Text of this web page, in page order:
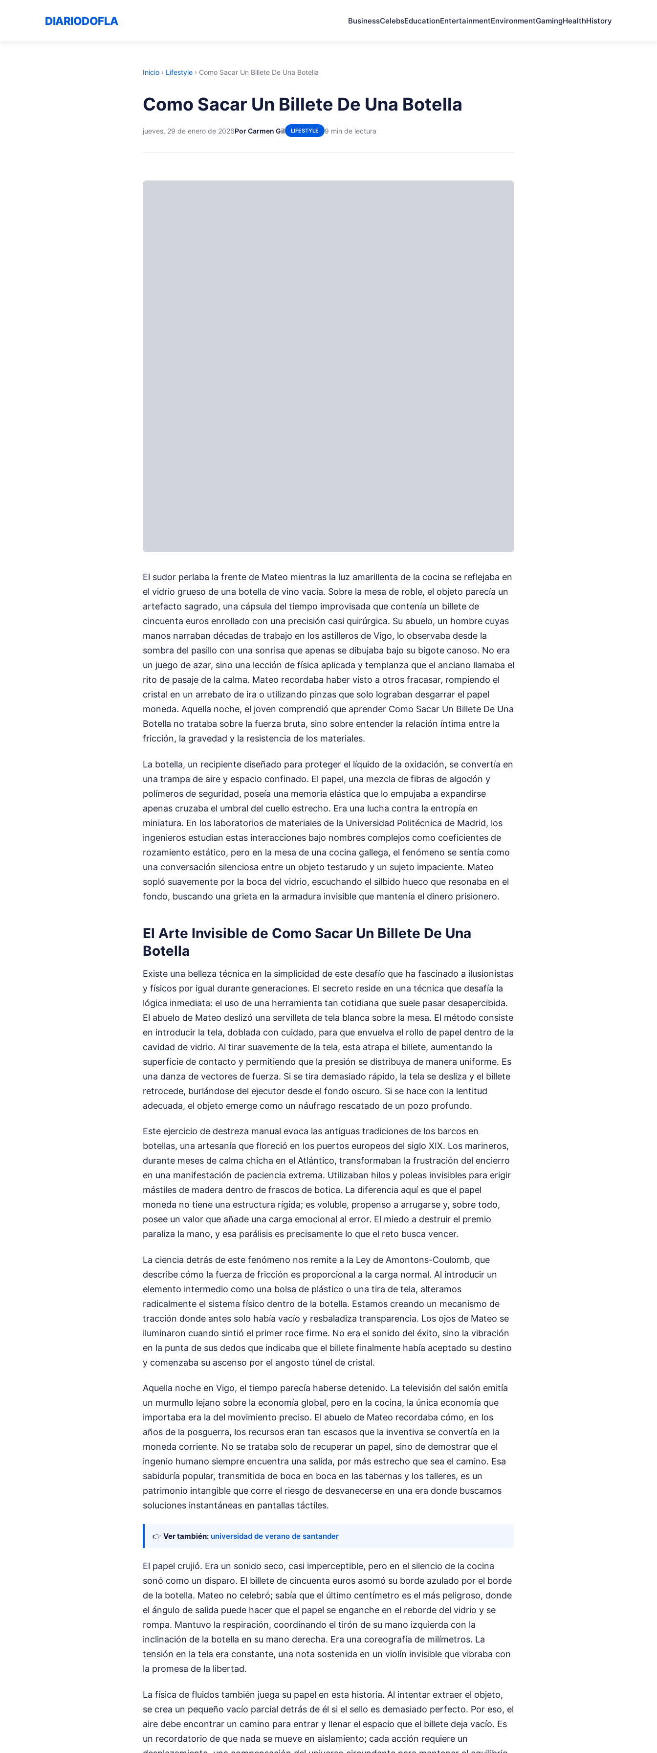
DIARIODOFLA BusinessCelebsEducationEntertainmentEnvironmentGamingHealthHistory
Inicio › Lifestyle › Como Sacar Un Billete De Una Botella
Como Sacar Un Billete De Una Botella
jueves, 29 de enero de 2026Por Carmen Gil LIFESTYLE 9 min de lectura
El sudor perlaba la frente de Mateo mientras la luz amarillenta de la cocina se reflejaba en
el vidrio grueso de una botella de vino vacía. Sobre la mesa de roble, el objeto parecía un
artefacto sagrado, una cápsula del tiempo improvisada que contenía un billete de
cincuenta euros enrollado con una precisión casi quirúrgica. Su abuelo, un hombre cuyas
manos narraban décadas de trabajo en los astilleros de Vigo, lo observaba desde la
sombra del pasillo con una sonrisa que apenas se dibujaba bajo su bigote canoso. No era
un juego de azar, sino una lección de física aplicada y templanza que el anciano llamaba el
rito de pasaje de la calma. Mateo recordaba haber visto a otros fracasar, rompiendo el
cristal en un arrebato de ira o utilizando pinzas que solo lograban desgarrar el papel
moneda. Aquella noche, el joven comprendió que aprender Como Sacar Un Billete De Una
Botella no trataba sobre la fuerza bruta, sino sobre entender la relación íntima entre la
fricción, la gravedad y la resistencia de los materiales.
La botella, un recipiente diseñado para proteger el líquido de la oxidación, se convertía en
una trampa de aire y espacio confinado. El papel, una mezcla de fibras de algodón y
polímeros de seguridad, poseía una memoria elástica que lo empujaba a expandirse
apenas cruzaba el umbral del cuello estrecho. Era una lucha contra la entropía en
miniatura. En los laboratorios de materiales de la Universidad Politécnica de Madrid, los
ingenieros estudian estas interacciones bajo nombres complejos como coeficientes de
rozamiento estático, pero en la mesa de una cocina gallega, el fenómeno se sentía como
una conversación silenciosa entre un objeto testarudo y un sujeto impaciente. Mateo
sopló suavemente por la boca del vidrio, escuchando el silbido hueco que resonaba en el
fondo, buscando una grieta en la armadura invisible que mantenía el dinero prisionero.
El Arte Invisible de Como Sacar Un Billete De Una
Botella
Existe una belleza técnica en la simplicidad de este desafío que ha fascinado a ilusionistas
y físicos por igual durante generaciones. El secreto reside en una técnica que desafía la
lógica inmediata: el uso de una herramienta tan cotidiana que suele pasar desapercibida.
El abuelo de Mateo deslizó una servilleta de tela blanca sobre la mesa. El método consiste
en introducir la tela, doblada con cuidado, para que envuelva el rollo de papel dentro de la
cavidad de vidrio. Al tirar suavemente de la tela, esta atrapa el billete, aumentando la
superficie de contacto y permitiendo que la presión se distribuya de manera uniforme. Es
una danza de vectores de fuerza. Si se tira demasiado rápido, la tela se desliza y el billete
retrocede, burlándose del ejecutor desde el fondo oscuro. Si se hace con la lentitud
adecuada, el objeto emerge como un náufrago rescatado de un pozo profundo.
Este ejercicio de destreza manual evoca las antiguas tradiciones de los barcos en
botellas, una artesanía que floreció en los puertos europeos del siglo XIX. Los marineros,
durante meses de calma chicha en el Atlántico, transformaban la frustración del encierro
en una manifestación de paciencia extrema. Utilizaban hilos y poleas invisibles para erigir
mástiles de madera dentro de frascos de botica. La diferencia aquí es que el papel
moneda no tiene una estructura rígida; es voluble, propenso a arrugarse y, sobre todo,
posee un valor que añade una carga emocional al error. El miedo a destruir el premio
paraliza la mano, y esa parálisis es precisamente lo que el reto busca vencer.
La ciencia detrás de este fenómeno nos remite a la Ley de Amontons-Coulomb, que
describe cómo la fuerza de fricción es proporcional a la carga normal. Al introducir un
elemento intermedio como una bolsa de plástico o una tira de tela, alteramos
radicalmente el sistema físico dentro de la botella. Estamos creando un mecanismo de
tracción donde antes solo había vacío y resbaladiza transparencia. Los ojos de Mateo se
iluminaron cuando sintió el primer roce firme. No era el sonido del éxito, sino la vibración
en la punta de sus dedos que indicaba que el billete finalmente había aceptado su destino
y comenzaba su ascenso por el angosto túnel de cristal.
Aquella noche en Vigo, el tiempo parecía haberse detenido. La televisión del salón emitía
un murmullo lejano sobre la economía global, pero en la cocina, la única economía que
importaba era la del movimiento preciso. El abuelo de Mateo recordaba cómo, en los
años de la posguerra, los recursos eran tan escasos que la inventiva se convertía en la
moneda corriente. No se trataba solo de recuperar un papel, sino de demostrar que el
ingenio humano siempre encuentra una salida, por más estrecho que sea el camino. Esa
sabiduría popular, transmitida de boca en boca en las tabernas y los talleres, es un
patrimonio intangible que corre el riesgo de desvanecerse en una era donde buscamos
soluciones instantáneas en pantallas táctiles.
👉 Ver también: universidad de verano de santander
El papel crujió. Era un sonido seco, casi imperceptible, pero en el silencio de la cocina
sonó como un disparo. El billete de cincuenta euros asomó su borde azulado por el borde
de la botella. Mateo no celebró; sabía que el último centímetro es el más peligroso, donde
el ángulo de salida puede hacer que el papel se enganche en el reborde del vidrio y se
rompa. Mantuvo la respiración, coordinando el tirón de su mano izquierda con la
inclinación de la botella en su mano derecha. Era una coreografía de milímetros. La
tensión en la tela era constante, una nota sostenida en un violín invisible que vibraba con
la promesa de la libertad.
La física de fluidos también juega su papel en esta historia. Al intentar extraer el objeto,
se crea un pequeño vacío parcial detrás de él si el sello es demasiado perfecto. Por eso, el
aire debe encontrar un camino para entrar y llenar el espacio que el billete deja vacío. Es
un recordatorio de que nada se mueve en aislamiento; cada acción requiere un